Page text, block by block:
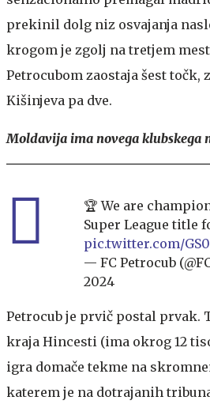
prekinil dolg niz osvajanja
krogom je zgolj na tretjem
Petrocubom zaostaja šest točk,
Kišinjeva pa dve.
Moldavija ima novega klubskega
🏆 We are
Super League title
pic.twitter.com/
— FC Petrocub
2024
Petrocub je prvič postal prvak.
kraja Hincesti (ima okrog 12
igra domače tekme na
katerem je na dotrajanih